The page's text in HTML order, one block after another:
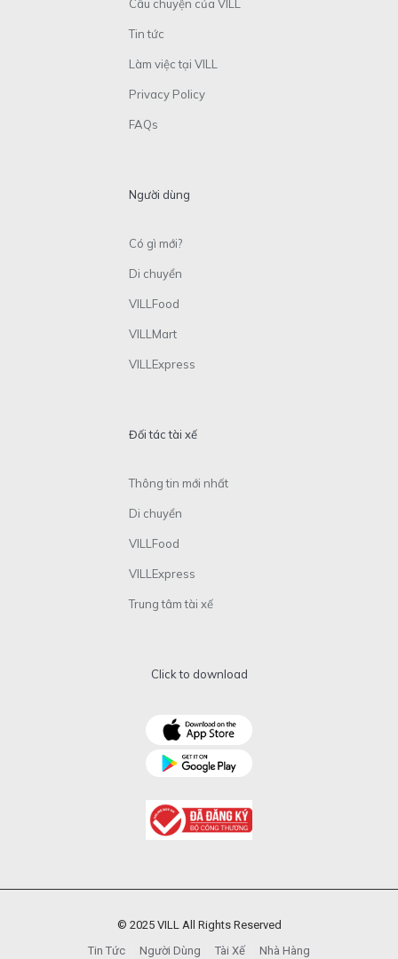
Câu chuyện của VILL
Tin tức
Làm việc tại VILL
Privacy Policy
FAQs
Người dùng
Có gì mới?
Di chuyển
VILLFood
VILLMart
VILLExpress
Đối tác tài xế
Thông tin mới nhất
Di chuyển
VILLFood
VILLExpress
Trung tâm tài xế
Click to download
© 2025 VILL All Rights Reserved
Tin Tức
Người Dùng Tài Xế Nhà Hàng